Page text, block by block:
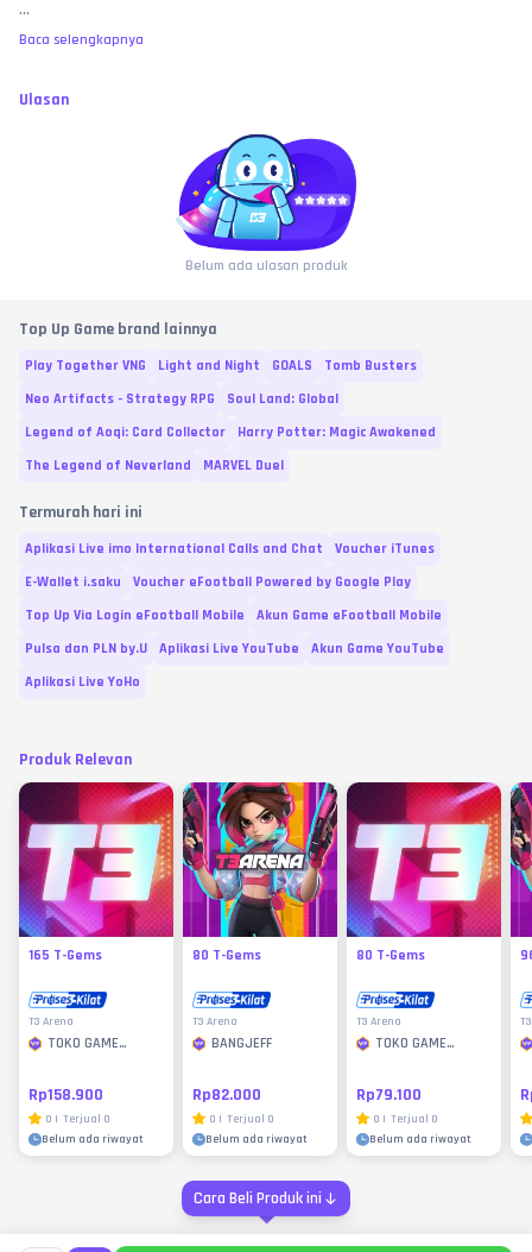
...
Baca selengkapnya
Ulasan
Belum ada ulasan produk
Top Up Game brand lainnya
Play Together VNG Light and Night GOALS
Tomb Busters
Neo Artifacts - Strategy RPG
Soul Land: Global
Legend of Aoqi: Card Collector
Harry Potter: Magic Awakened
The Legend of Neverland
MARVEL Duel
Termurah hari ini
Aplikasi Live imo International Calls and Chat
Voucher iTunes
E-Wallet i.saku
Voucher eFootball Powered by Google Play
Top Up Via Login eFootball Mobile
Akun Game eFootball Mobile
Pulsa dan PLN by.U
Aplikasi Live YouTube
Akun Game YouTube
Aplikasi Live YoHo
Produk Relevan
165 T-Gems
T3 Arena
TOKO GAME
Rp158.900
0 | Terjual 0
Belum ada riwayat
80 T-Gems
T3 Arena
BANGJEFF
Rp82.000
0 | Terjual 0
Belum ada riwayat
80 T-Gems
T3 Arena
TOKO GAME
Rp79.100
0 | Terjual 0
Belum ada riwayat
Cara Beli Produk ini